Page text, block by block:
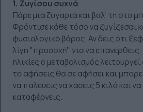
1. Ζυγίσου συχνά
Πάρε μια ζυγαριά και βαλ' τη στο
Φρόντισε κάθε τόσο να ζυγίζεσαι
φυσιολογικό βάρος. Αν δεις ότι
λίγη "προσοχή" για να επανέρθεις.
ηλικίες ο μεταβολισμός
το αφήσεις θα σε αφήσει και
να παλεύεις να χάσεις 5 κιλά και
καταφέρνεις.